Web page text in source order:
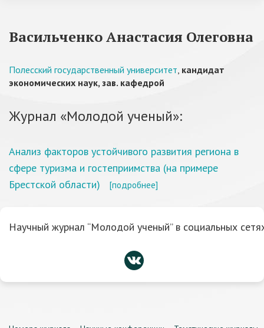
Васильченко Анастасия Олеговна
Полесский государственный университет, кандидат
экономических наук, зав. кафедрой
Журнал «Молодой ученый»:
Анализ факторов устойчивого развития региона в
сфере туризма и гостеприимства (на примере
Брестской области)
[подробнее]
Научный журнал “Молодой ученый” в социальных